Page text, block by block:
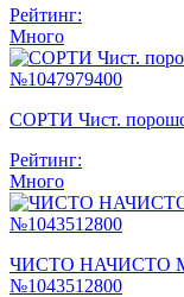
Рейтинг:
Много
СОРТИ Чист.
Рейтинг:
Много
ЧИСТО НАЧИСТО
№1043512800